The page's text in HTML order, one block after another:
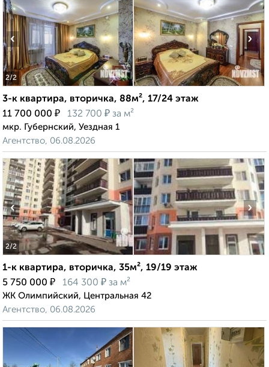
2/2
‹ ›
3-к квартира, вторичка, 88м², 17/24 этаж
11 700 000 ₽ 132 700 ₽ за м²
мкр. Губернский, Уездная 1
Агентство, 06.08.2026
2/2
‹ ›
1-к квартира, вторичка, 35м², 19/19 этаж
5 750 000 ₽ 164 300 ₽ за м²
ЖК Олимпийский, Центральная 42
Агентство, 06.08.2026